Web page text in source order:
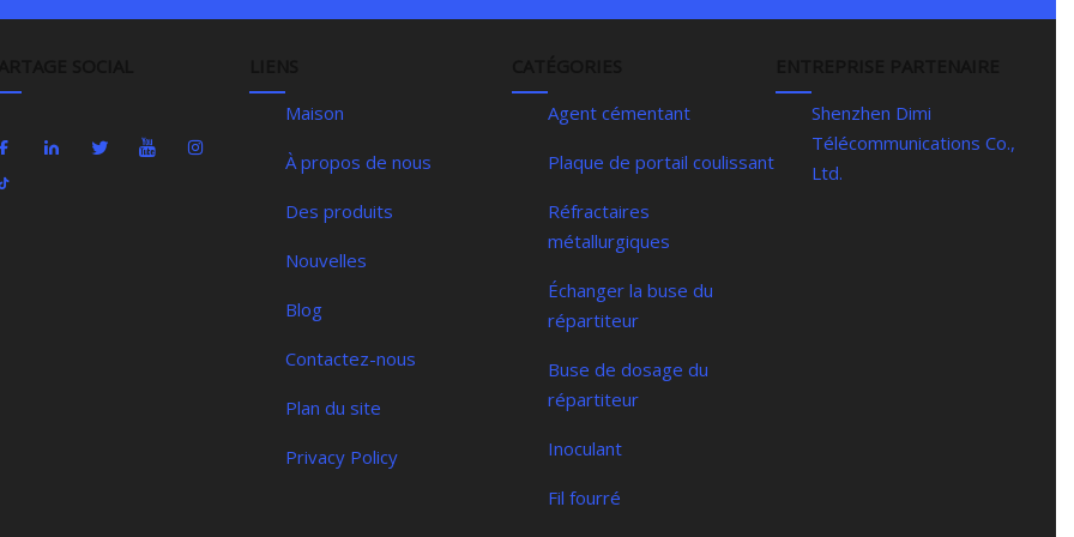
Maison
À propos de nous
Des produits
Nouvelles
Blog
Contactez-nous
Plan du site
Privacy Policy
Agent cémentant
Plaque de portail coulissant
Réfractaires
métallurgiques
Échanger la buse du
répartiteur
Buse de dosage du
répartiteur
Inoculant
Fil fourré
Shenzhen Dimi
Télécommunications Co.,
Ltd.